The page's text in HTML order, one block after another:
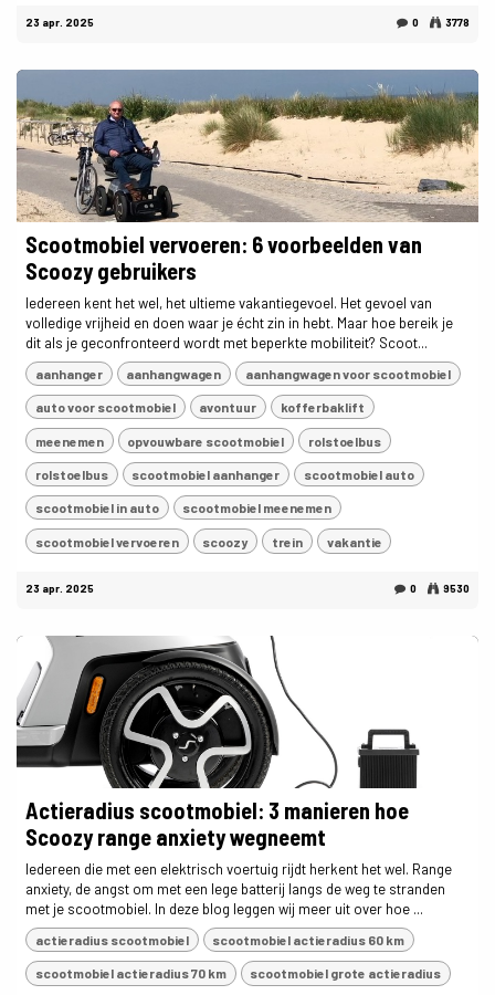
23 apr. 2025 0 3778
Scootmobiel vervoeren: 6 voorbeelden van
Scoozy gebruikers
Iedereen kent het wel, het ultieme vakantiegevoel. Het gevoel van
volledige vrijheid en doen waar je écht zin in hebt. Maar hoe bereik je
dit als je geconfronteerd wordt met beperkte mobiliteit? Scoot...
aanhanger aanhangwagen aanhangwagen voor scootmobiel
auto voor scootmobiel avontuur kofferbaklift
meenemen opvouwbare scootmobiel rolstoelbus
rolstoelbus scootmobiel aanhanger scootmobiel auto
scootmobiel in auto scootmobiel meenemen
scootmobiel vervoeren scoozy trein vakantie
23 apr. 2025 0 9530
Actieradius scootmobiel: 3 manieren hoe
Scoozy range anxiety wegneemt
Iedereen die met een elektrisch voertuig rijdt herkent het wel. Range
anxiety, de angst om met een lege batterij langs de weg te stranden
met je scootmobiel. In deze blog leggen wij meer uit over hoe ...
actieradius scootmobiel scootmobiel actieradius 60 km
scootmobiel actieradius 70 km scootmobiel grote actieradius